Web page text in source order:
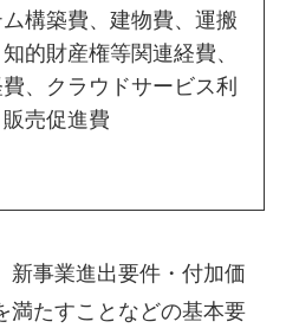
構築費、建物費、運搬
的財産権等関連経費、
、クラウドサービス利
売促進費
新事業進出要件・付加価
満たすことなどの基本要